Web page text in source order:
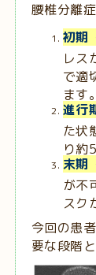
腰椎分離
初期
レス
で適
ます。
進行
た状
り約
末期
が不
スク
今回の患
要な段階